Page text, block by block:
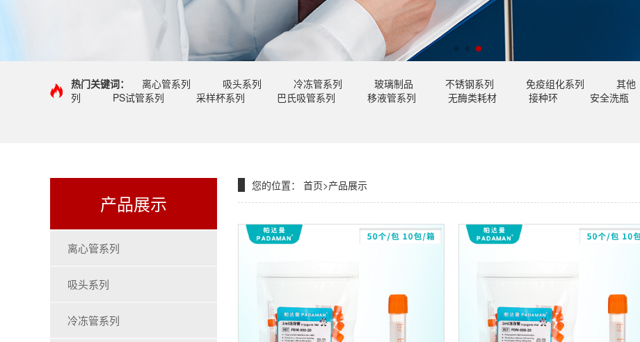
热门关键词： 离心管系列 吸头系列 冷冻管系列 玻璃制品 不锈钢系列 免疫组化系列 其他
列
PS试管系列 采样杯系列 巴氏吸管系列 移液管系列 无酶类耗材 接种环 安全洗瓶
产品展示
离心管系列
吸头系列
冷冻管系列
您的位置： 首页>产品展示